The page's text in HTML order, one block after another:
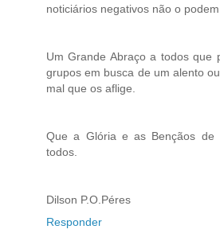
noticiários negativos não o podem
Um Grande Abraço a todos que
grupos em busca de um alento
mal que os aflige.
Que a Glória e as Bençãos de
todos.
Dilson P.O.Péres
Responder